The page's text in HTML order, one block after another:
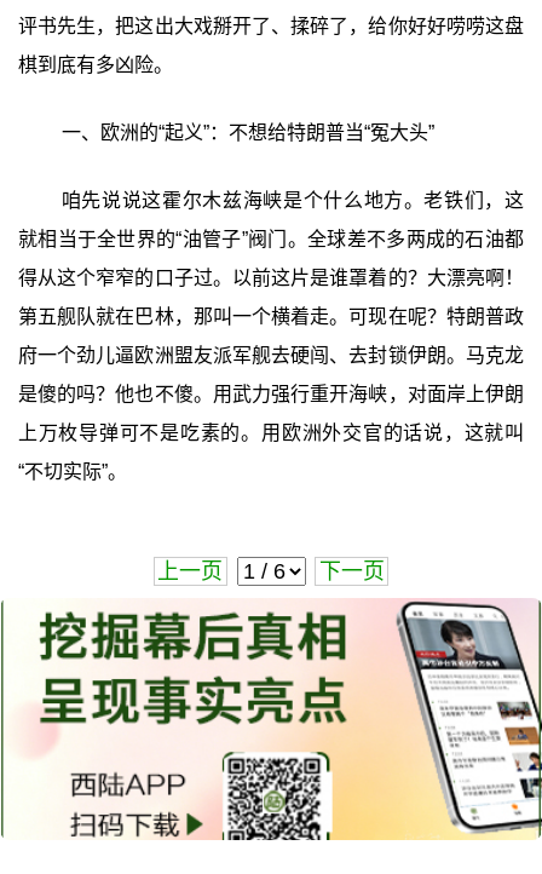
评书先生，把这出大戏掰开了、揉碎了，给你好好唠唠这盘
棋到底有多凶险。
一、欧洲的“起义”：不想给特朗普当“冤大头”
咱先说说这霍尔木兹海峡是个什么地方。老铁们，这
就相当于全世界的“油管子”阀门。全球差不多两成的石油都
得从这个窄窄的口子过。以前这片是谁罩着的？大漂亮啊！
第五舰队就在巴林，那叫一个横着走。可现在呢？特朗普政
府一个劲儿逼欧洲盟友派军舰去硬闯、去封锁伊朗。马克龙
是傻的吗？他也不傻。用武力强行重开海峡，对面岸上伊朗
上万枚导弹可不是吃素的。用欧洲外交官的话说，这就叫
“不切实际”。
上一页 下一页